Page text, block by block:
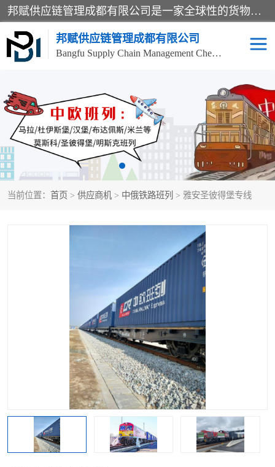
邦赋供应链管理成都有限公司是一家全球性的货物运输代理公司，主要从事：波兰中欧班列、德国中欧班列、出口莫斯科班列、中欧班列进口、蓉欧铁路、成都出口空运等业务，同时亦提供报关、报检、仓储、码头操作等服务。
邦赋供应链管理成都有限公司
Bangfu Supply Chain Management Chengdu Co.,LTD
当前位置： 首页 > 供应商机 > 中俄铁路班列 > 雅安圣彼得堡专线
进出口门到门 成都中欧班列
国际汽运 国际空运
食品进口物流清关 南美海运
欧洲海运整柜拼箱 进口澳洲食品清关
国际海运
中欧班列进口红酒啤酒
蓉欧班列进口机械设备 马来西亚物流
铁路出口拼箱/整柜
中俄班列莫斯科